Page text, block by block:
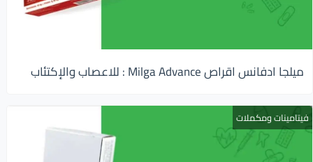
ميلجا ادفانس اقراص Milga Advance : للاعصاب والإكتئاب
فيتامينات ومكملات